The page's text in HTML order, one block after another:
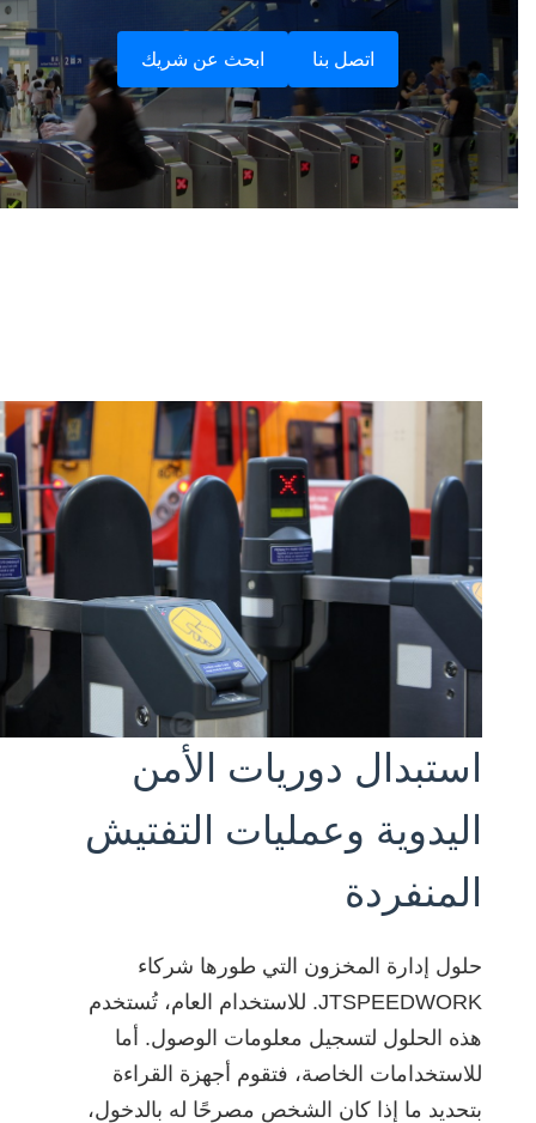
日语
한국어
แบบไทย
Tiếng Việt
Indonesia
norsk
magyar
اتصل بنا ابحث عن شريك
استبدال دوريات الأمن
اليدوية وعمليات التفتيش
المنفردة
حلول إدارة المخزون التي طورها شركاء
JTSPEEDWORK. للاستخدام العام، تُستخدم
هذه الحلول لتسجيل معلومات الوصول. أما
للاستخدامات الخاصة، فتقوم أجهزة القراءة
بتحديد ما إذا كان الشخص مصرحًا له بالدخول،